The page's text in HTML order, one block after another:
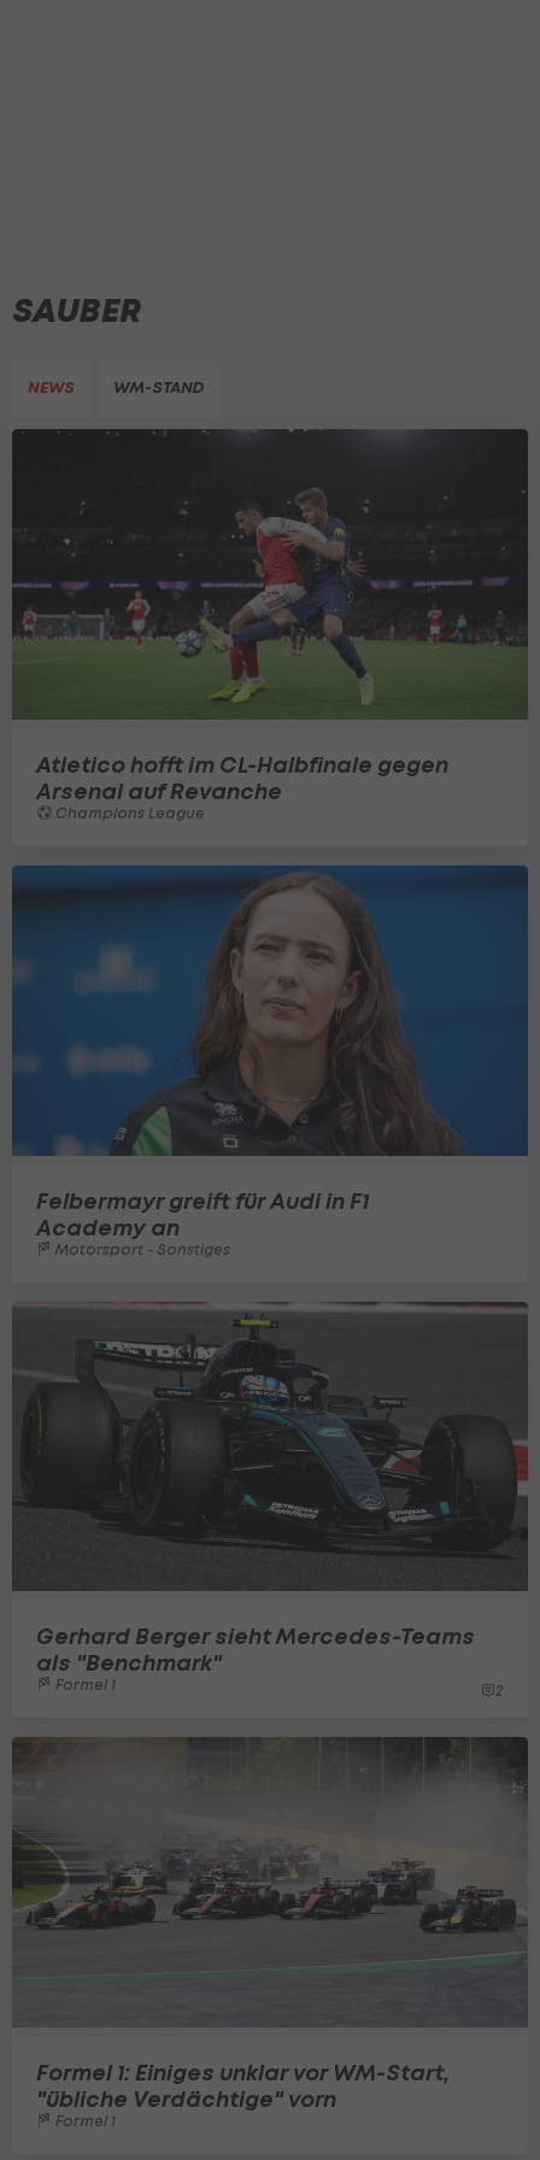
SAUBER
NEWS WM-STAND
Atletico hofft im CL-Halbfinale gegen
Arsenal auf Revanche
Champions League
Felbermayr greift für Audi in F1
Academy an
Motorsport - Sonstiges
Gerhard Berger sieht Mercedes-Teams
als "Benchmark"
Formel 1 2
Formel 1: Einiges unklar vor WM-Start,
"übliche Verdächtige" vorn
Formel 1